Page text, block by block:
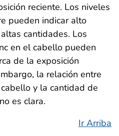
reciente. Los niveles
pueden indicar alto
cantidades. Los
en el cabello pueden
de la exposición
la relación entre
y la cantidad de
es clara.
Ir Arriba